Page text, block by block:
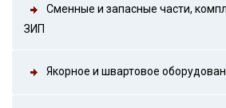
Сменные и запасные части,
ЗИП
Якорное и швартовое